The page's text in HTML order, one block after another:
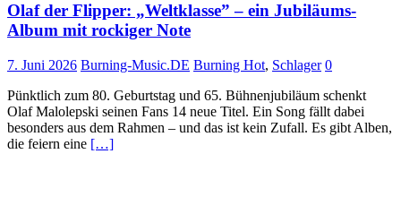
Olaf der Flipper: „Weltklasse” – ein Jubiläums-
Album mit rockiger Note
7. Juni 2026 Burning-Music.DE Burning Hot, Schlager 0
Pünktlich zum 80. Geburtstag und 65. Bühnenjubiläum schenkt
Olaf Malolepski seinen Fans 14 neue Titel. Ein Song fällt dabei
besonders aus dem Rahmen – und das ist kein Zufall. Es gibt Alben,
die feiern eine […]